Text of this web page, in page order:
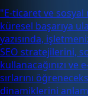
"E-ticaret ve
küresel başarıya
yazısında,
SEO stratejilerini,
kullanacağınızı
sırlarını
dinamiklerini